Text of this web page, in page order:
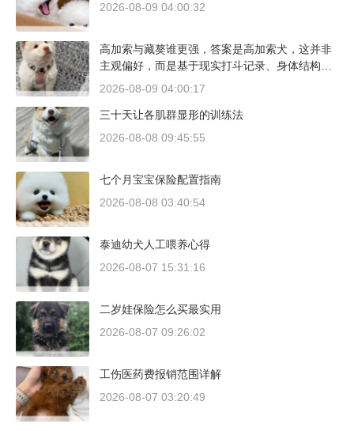
2026-08-09 04:00:32
高加索与藏獒谁更强，答案是高加索犬，这并非
主观偏好，而是基于现实打斗记录、身体结构与
工作性能得出的结论。若将两者置于同等体重级
犬拥有压倒性的胜率。
2026-08-09 04:00:17
三十天让各肌群显形的训练法
2026-08-08 09:45:55
七个月宝宝保险配置指南
2026-08-08 03:40:54
泰迪幼犬人工喂养心得
2026-08-07 15:31:16
二岁娃保险怎么买最实用
2026-08-07 09:26:02
工伤医药费报销范围详解
2026-08-07 03:20:49